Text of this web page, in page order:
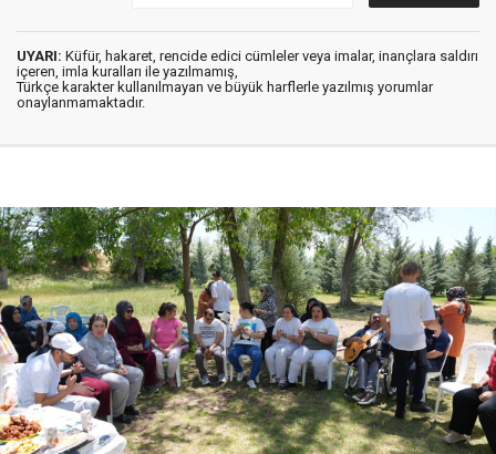
UYARI: Küfür, hakaret, rencide edici cümleler veya imalar, inançlara saldırı
içeren, imla kuralları ile yazılmamış,
Türkçe karakter kullanılmayan ve büyük harflerle yazılmış yorumlar
onaylanmamaktadır.